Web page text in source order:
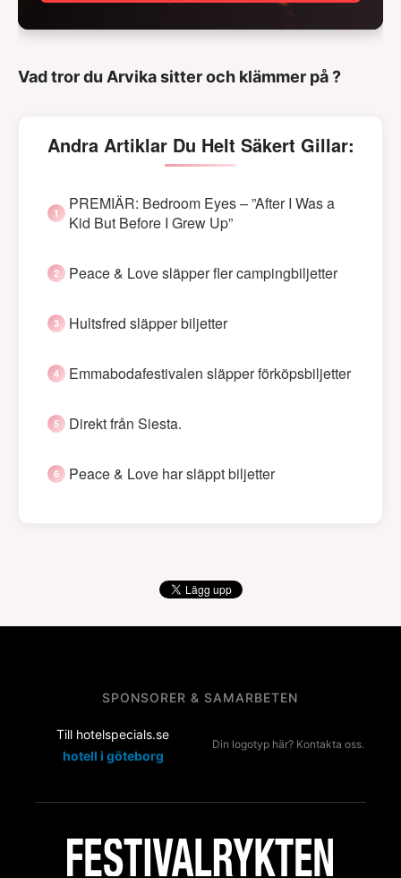
Vad tror du Arvika sitter och klämmer på ?
Andra Artiklar Du Helt Säkert Gillar:
PREMIÄR: Bedroom Eyes – ”After I Was a
Kid But Before I Grew Up”
Peace & Love släpper fler campingbiljetter
Hultsfred släpper biljetter
Emmabodafestivalen släpper förköpsbiljetter
Direkt från Siesta.
Peace & Love har släppt biljetter
SPONSORER & SAMARBETEN
Till hotelspecials.se
hotell i göteborg
Din logotyp här? Kontakta oss.